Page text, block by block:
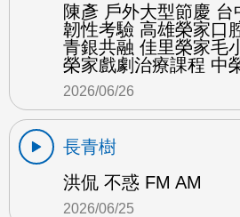
陳彥 戶外大型節慶 台
韌性考驗 高雄榮家口
青銀共融 佳里榮家毛
榮家戲劇治療課程 中
2026/06/26
長青樹
洪侃 不惑 FM AM
2026/06/25